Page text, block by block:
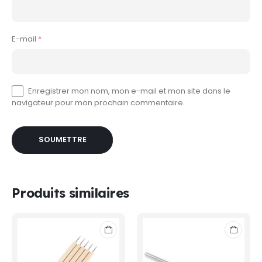
E-mail *
Enregistrer mon nom, mon e-mail et mon site dans le
navigateur pour mon prochain commentaire.
Produits similaires